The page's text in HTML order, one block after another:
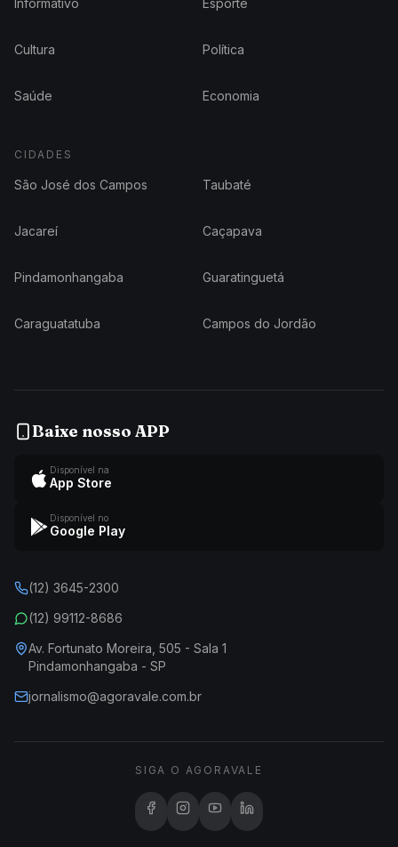
Informativo Esporte
Cultura Política
Saúde Economia
CIDADES
São José dos Campos Taubaté
Jacareí Caçapava
Pindamonhangaba Guaratinguetá
Caraguatatuba Campos do Jordão
Baixe nosso APP
Disponível na
App Store
Disponível no
Google Play
(12) 3645-2300
(12) 99112-8686
Av. Fortunato Moreira, 505 - Sala 1
Pindamonhangaba - SP
jornalismo@agoravale.com.br
SIGA O AGORAVALE